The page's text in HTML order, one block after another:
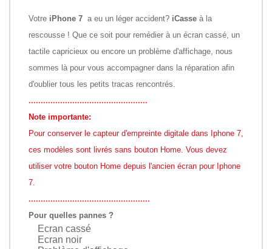
Votre iPhone 7 a eu un léger accident? iCasse à la
rescousse ! Que ce soit pour remédier à un écran cassé, un
tactile capricieux ou encore un problème d'affichage, nous
sommes là pour vous accompagner dans la réparation afin
d'oublier tous les petits tracas rencontrés.
.................................................
Note importante:
Pour conserver le capteur d'empreinte digitale dans Iphone 7,
ces modèles sont livrés sans bouton Home. Vous devez
utiliser votre bouton Home depuis l'ancien écran pour Iphone
7.
..................................................
Pour quelles pannes ?
Ecran cassé
Ecran noir